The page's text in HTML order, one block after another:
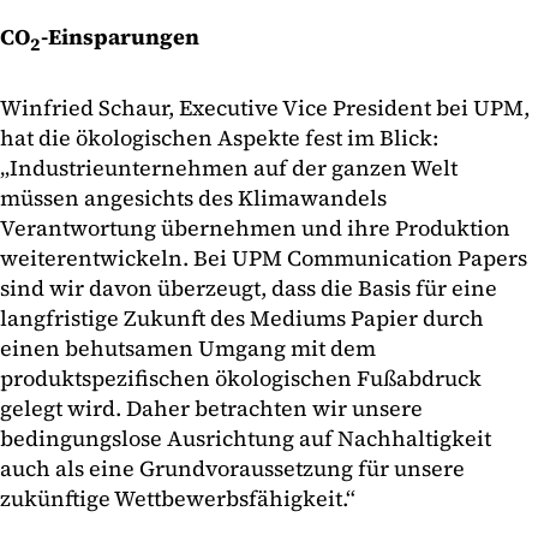
CO2-Einsparungen
Winfried Schaur, Executive Vice President bei UPM,
hat die ökologischen Aspekte fest im Blick:
„Industrieunternehmen auf der ganzen Welt
müssen angesichts des Klimawandels
Verantwortung übernehmen und ihre Produktion
weiterentwickeln. Bei UPM Communication Papers
sind wir davon überzeugt, dass die Basis für eine
langfristige Zukunft des Mediums Papier durch
einen behutsamen Umgang mit dem
produktspezifischen ökologischen Fußabdruck
gelegt wird. Daher betrachten wir unsere
bedingungslose Ausrichtung auf Nachhaltigkeit
auch als eine Grundvoraussetzung für unsere
zukünftige Wettbewerbsfähigkeit.“